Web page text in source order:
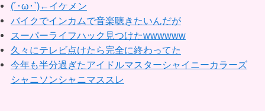
(´･ω･`)←イケメン
バイクでインカムで音楽聴きたいんだが
スーパーライフハック見つけたwwwwww
久々にテレビ点けたら完全に終わってた
今年も半分過ぎたアイドルマスターシャイニーカラーズ
シャニソンシャニマススレ